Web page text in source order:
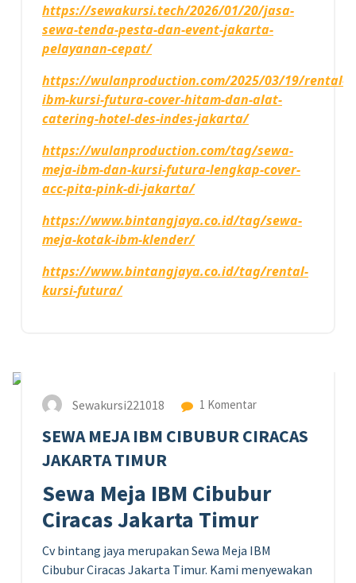
https://sewakursi.tech/2026/01/20/jasa-
sewa-tenda-pesta-dan-event-jakarta-
pelayanan-cepat/
https://wulanproduction.com/2025/03/19/rental-
ibm-kursi-futura-cover-hitam-dan-alat-
catering-hotel-des-indes-jakarta/
https://wulanproduction.com/tag/sewa-
meja-ibm-dan-kursi-futura-lengkap-cover-
acc-pita-pink-di-jakarta/
https://www.bintangjaya.co.id/tag/sewa-
meja-kotak-ibm-klender/
https://www.bintangjaya.co.id/tag/rental-
kursi-futura/
Sewakursi221018 1 Komentar
SEWA MEJA IBM CIBUBUR CIRACAS
JAKARTA TIMUR
Sewa Meja IBM Cibubur
Ciracas Jakarta Timur
Cv bintang jaya merupakan Sewa Meja IBM
Cibubur Ciracas Jakarta Timur. Kami menyewakan